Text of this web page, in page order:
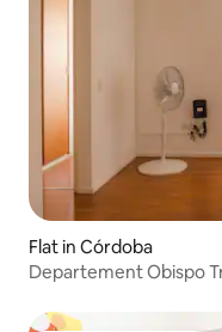
Flat in Córdoba
Departement Obispo